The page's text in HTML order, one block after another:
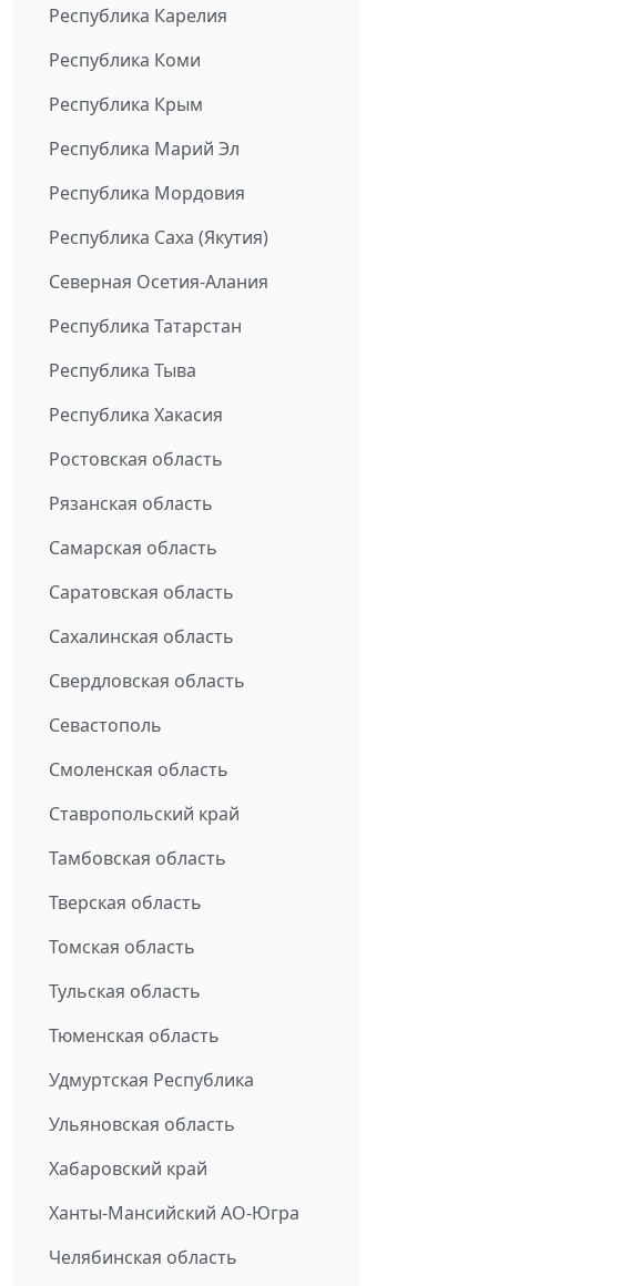
Республика Карелия
Республика Коми
Республика Крым
Республика Марий Эл
Республика Мордовия
Республика Саха (Якутия)
Северная Осетия-Алания
Республика Татарстан
Республика Тыва
Республика Хакасия
Ростовская область
Рязанская область
Самарская область
Саратовская область
Сахалинская область
Свердловская область
Севастополь
Смоленская область
Ставропольский край
Тамбовская область
Тверская область
Томская область
Тульская область
Тюменская область
Удмуртская Республика
Ульяновская область
Хабаровский край
Ханты-Мансийский АО-Югра
Челябинская область